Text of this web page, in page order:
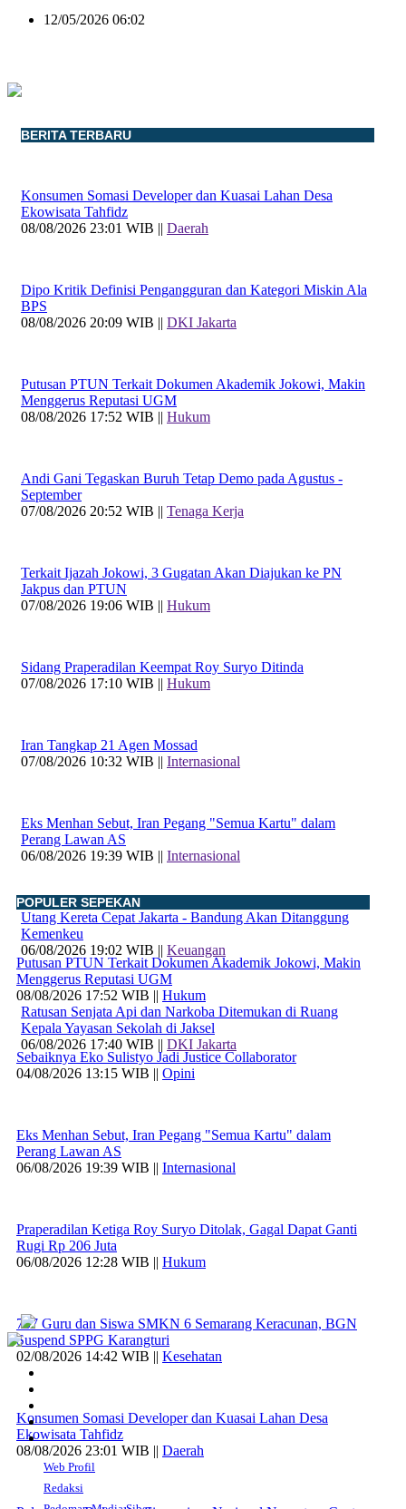
12/05/2026 06:02
BERITA TERBARU
Konsumen Somasi Developer dan Kuasai Lahan Desa
Ekowisata Tahfidz
08/08/2026 23:01 WIB || Daerah
Dipo Kritik Definisi Pengangguran dan Kategori Miskin Ala
BPS
08/08/2026 20:09 WIB || DKI Jakarta
Putusan PTUN Terkait Dokumen Akademik Jokowi, Makin
Menggerus Reputasi UGM
08/08/2026 17:52 WIB || Hukum
Andi Gani Tegaskan Buruh Tetap Demo pada Agustus -
September
07/08/2026 20:52 WIB || Tenaga Kerja
Terkait Ijazah Jokowi, 3 Gugatan Akan Diajukan ke PN
Jakpus dan PTUN
07/08/2026 19:06 WIB || Hukum
Sidang Praperadilan Keempat Roy Suryo Ditinda
07/08/2026 17:10 WIB || Hukum
Iran Tangkap 21 Agen Mossad
07/08/2026 10:32 WIB || Internasional
Eks Menhan Sebut, Iran Pegang "Semua Kartu" dalam
Perang Lawan AS
06/08/2026 19:39 WIB || Internasional
Utang Kereta Cepat Jakarta - Bandung Akan Ditanggung
Kemenkeu
06/08/2026 19:02 WIB || Keuangan
Ratusan Senjata Api dan Narkoba Ditemukan di Ruang
Kepala Yayasan Sekolah di Jaksel
06/08/2026 17:40 WIB || DKI Jakarta
POPULER SEPEKAN
Putusan PTUN Terkait Dokumen Akademik Jokowi, Makin
Menggerus Reputasi UGM
08/08/2026 17:52 WIB || Hukum
Sebaiknya Eko Sulistyo Jadi Justice Collaborator
04/08/2026 13:15 WIB || Opini
Eks Menhan Sebut, Iran Pegang "Semua Kartu" dalam
Perang Lawan AS
06/08/2026 19:39 WIB || Internasional
Praperadilan Ketiga Roy Suryo Ditolak, Gagal Dapat Ganti
Rugi Rp 206 Juta
06/08/2026 12:28 WIB || Hukum
707 Guru dan Siswa SMKN 6 Semarang Keracunan, BGN
Suspend SPPG Karangturi
02/08/2026 14:42 WIB || Kesehatan
Konsumen Somasi Developer dan Kuasai Lahan Desa
Ekowisata Tahfidz
08/08/2026 23:01 WIB || Daerah
Web Profil
Redaksi